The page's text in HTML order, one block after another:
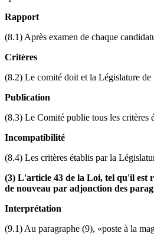
Rapport
(8.1) Après examen de chaque
Critères
(8.2) Le comité doit et la Législature
Publication
(8.3) Le Comité publie tous les critères
Incompatibilité
(8.4) Les critères établis par la
(3) L'article 43 de la Loi, tel qu'il est
de nouveau par adjonction des
Interprétation
(9.1) Au paragraphe (9), «poste à la